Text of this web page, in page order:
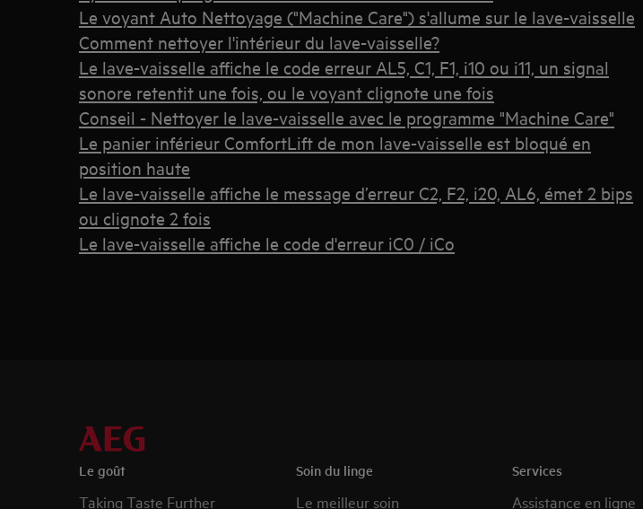
Le voyant Auto Nettoyage ("Machine Care") s'allume sur le lave-vaisselle
Comment nettoyer l'intérieur du lave-vaisselle?
Le lave-vaisselle affiche le code erreur AL5, C1, F1, i10 ou i11, un signal
sonore retentit une fois, ou le voyant clignote une fois
Conseil - Nettoyer le lave-vaisselle avec le programme "Machine Care"
Le panier inférieur ComfortLift de mon lave-vaisselle est bloqué en
position haute
Le lave-vaisselle affiche le message d’erreur C2, F2, i20, AL6, émet 2 bips
ou clignote 2 fois
Le lave-vaisselle affiche le code d'erreur iC0 / iCo
Le goût
Taking Taste Further
Soin du linge
Le meilleur soin
Services
Assistance en ligne